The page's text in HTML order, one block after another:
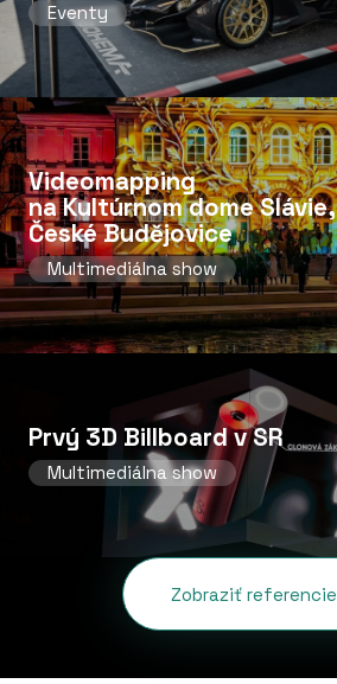
Eventy
Videomapping
na Kultúrnom dome Slávie,
České Budějovice
Multimediálna show
Prvý 3D Billboard v SR
Multimediálna show
Zobraziť referencie